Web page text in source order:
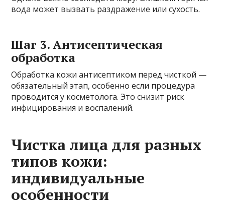
вода может вызвать раздражение или сухость.
Шаг 3. Антисептическая
обработка
Обработка кожи антисептиком перед чисткой —
обязательный этап, особенно если процедура
проводится у косметолога. Это снизит риск
инфицирования и воспалений.
Чистка лица для разных
типов кожи:
индивидуальные
особенности